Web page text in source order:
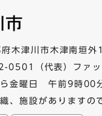
木津川市木津南垣外
0501
（代表）ファ
金曜日 午前9時00
、施設がありますの